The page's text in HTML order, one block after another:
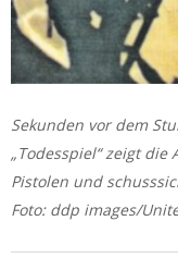
Sekunden vor dem
„Todesspiel“ zeigt
Pistolen und
Foto: ddp images/